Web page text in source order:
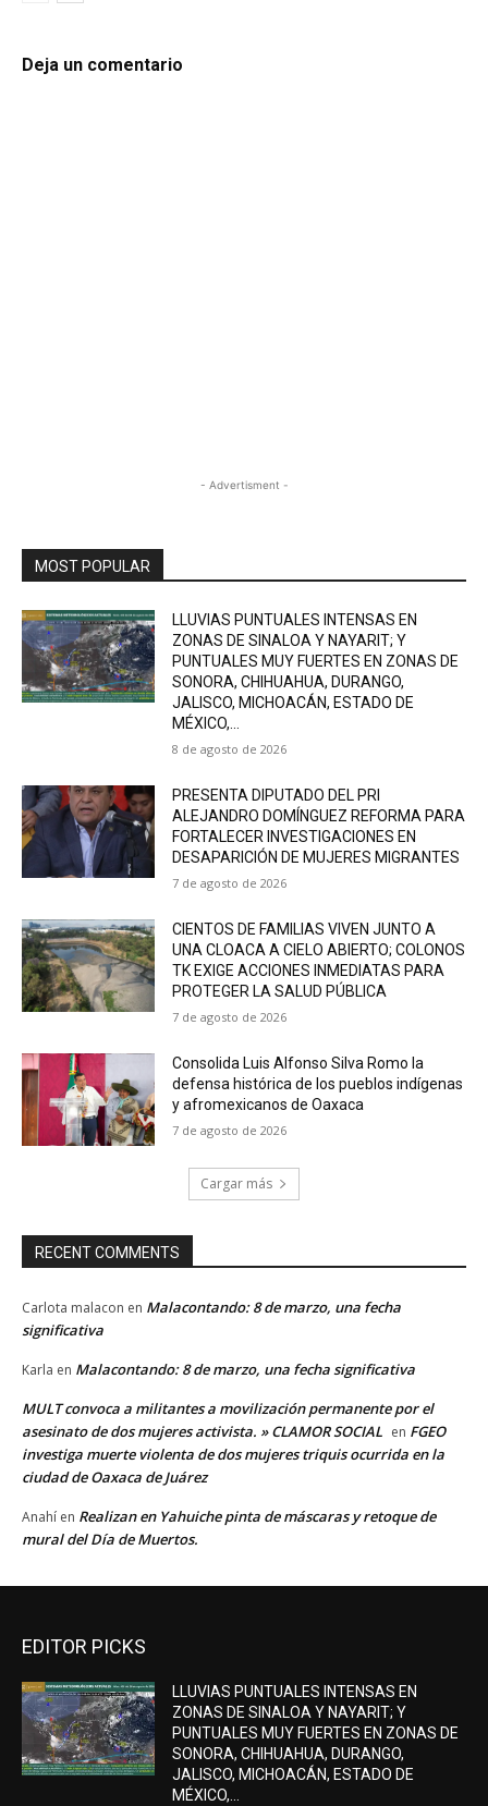
Deja un comentario
- Advertisment -
MOST POPULAR
LLUVIAS PUNTUALES INTENSAS EN
ZONAS DE SINALOA Y NAYARIT; Y
PUNTUALES MUY FUERTES EN ZONAS DE
SONORA, CHIHUAHUA, DURANGO,
JALISCO, MICHOACÁN, ESTADO DE
MÉXICO,...
8 de agosto de 2026
PRESENTA DIPUTADO DEL PRI
ALEJANDRO DOMÍNGUEZ REFORMA PARA
FORTALECER INVESTIGACIONES EN
DESAPARICIÓN DE MUJERES MIGRANTES
7 de agosto de 2026
CIENTOS DE FAMILIAS VIVEN JUNTO A
UNA CLOACA A CIELO ABIERTO; COLONOS
TK EXIGE ACCIONES INMEDIATAS PARA
PROTEGER LA SALUD PÚBLICA
7 de agosto de 2026
Consolida Luis Alfonso Silva Romo la
defensa histórica de los pueblos indígenas
y afromexicanos de Oaxaca
7 de agosto de 2026
Cargar más
RECENT COMMENTS
Carlota malacon en Malacontando: 8 de marzo, una fecha
significativa
Karla en Malacontando: 8 de marzo, una fecha significativa
MULT convoca a militantes a movilización permanente por el
asesinato de dos mujeres activista. » CLAMOR SOCIAL en FGEO
investiga muerte violenta de dos mujeres triquis ocurrida en la
ciudad de Oaxaca de Juárez
Anahí en Realizan en Yahuiche pinta de máscaras y retoque de
mural del Día de Muertos.
EDITOR PICKS
LLUVIAS PUNTUALES INTENSAS EN
ZONAS DE SINALOA Y NAYARIT; Y
PUNTUALES MUY FUERTES EN ZONAS DE
SONORA, CHIHUAHUA, DURANGO,
JALISCO, MICHOACÁN, ESTADO DE
MÉXICO,...